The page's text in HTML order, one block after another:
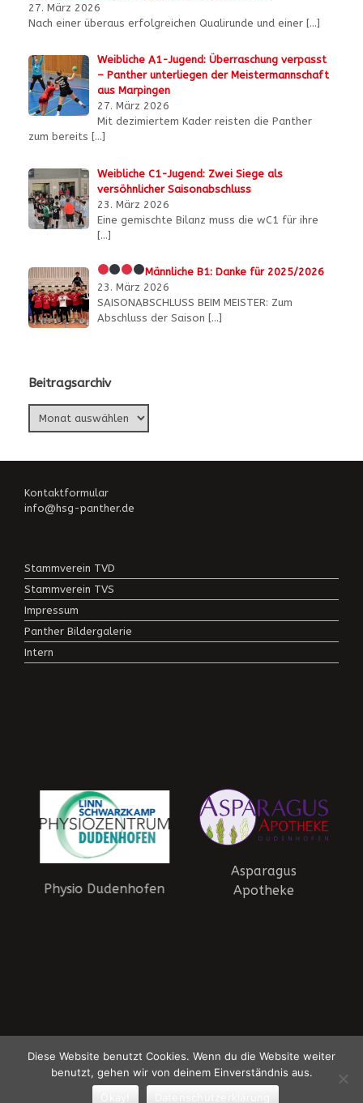
27. März 2026
Nach einer überaus erfolgreichen Qualirunde und einer […]
Weibliche A1-Jugend: Überraschung verpasst
– Panther unterliegen der Meistermannschaft
aus Marpingen
27. März 2026
Mit dezimiertem Kader reisten die Panther
zum bereits […]
Weibliche C1-Jugend: Zwei Siege als
versöhnlicher Saisonabschluss
23. März 2026
Eine gemischte Bilanz muss die wC1 für ihre
[…]
Männliche B1: Danke für 2025/2026
23. März 2026
SAISONABSCHLUSS BEIM MEISTER: Zum
Abschluss der Saison […]
Beitragsarchiv
Kontaktformular
info@hsg-panther.de
Stammverein TVD
Stammverein TVS
Impressum
Panther Bildergalerie
Intern
Physio Dudenhofen
Asparagus
Apotheke
Dudenhofen-Schifferstadt
Datenschutzerklärung
Ein Theme von
Diese Website benutzt Cookies. Wenn du die Website weiter
benutzt, gehen wir von deinem Einverständnis aus.